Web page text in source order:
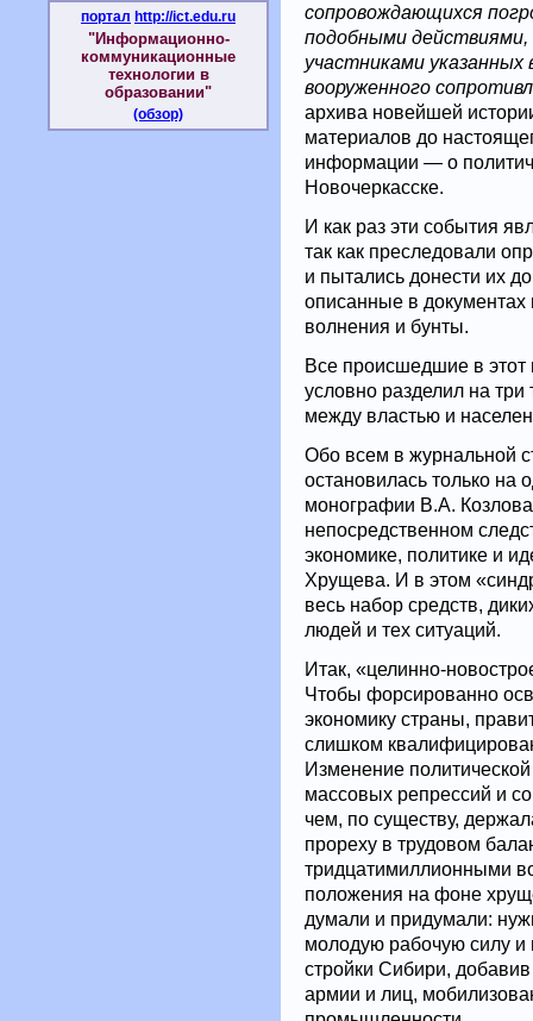
сопровождающихся
подобными действиями,
участниками
вооруженного
архива новейшей
материалов до
информации — о
Новочеркасске.
И как раз эти события
так как преследовали
и пытались донести их
описанные в
волнения и бунты.
Все происшедшие в этот
условно разделил на
между властью и
Обо всем в журнальной
остановилась только на
монографии В.А.
непосредственном
экономике, политике и
Хрущева. И в этом
весь набор средств,
людей и тех ситуаций.
Итак, «целинно-
Чтобы форсированно
экономику страны,
слишком
Изменение
массовых репрессий и
чем, по существу,
прореху в трудовом
тридцатимиллионными
положения на фоне
думали и придумали:
молодую рабочую силу и
стройки Сибири,
армии и лиц,
портал http://ict.edu.ru
"Информационно-
коммуникационные
технологии в
образовании"
(обзор)